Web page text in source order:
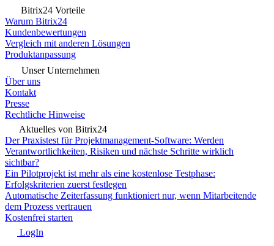
Bitrix24 Vorteile
Warum Bitrix24
Kundenbewertungen
Vergleich mit anderen Lösungen
Produktanpassung
Unser Unternehmen
Über uns
Kontakt
Presse
Rechtliche Hinweise
Aktuelles von Bitrix24
Der Praxistest für Projektmanagement-Software: Werden
Verantwortlichkeiten, Risiken und nächste Schritte wirklich
sichtbar?
Ein Pilotprojekt ist mehr als eine kostenlose Testphase:
Erfolgskriterien zuerst festlegen
Automatische Zeiterfassung funktioniert nur, wenn Mitarbeitende
dem Prozess vertrauen
Kostenfrei starten
LogIn